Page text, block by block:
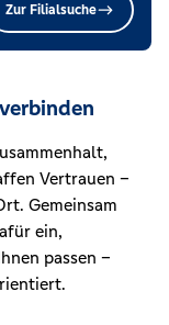
Zur Filialsuche
Vertrauen –
Gemeinsam
ein,
passen –